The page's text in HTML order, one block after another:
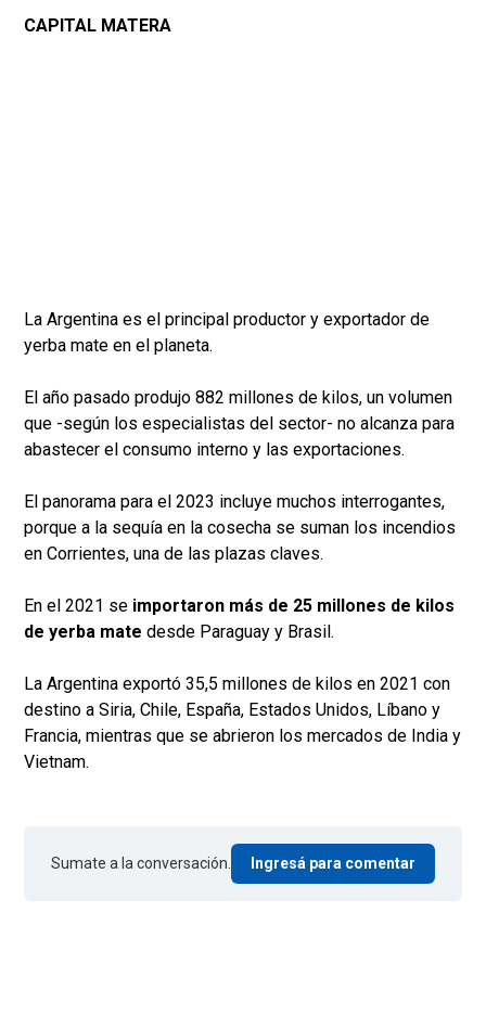
CAPITAL MATERA
La Argentina es el principal productor y exportador de
yerba mate en el planeta.
El año pasado produjo 882 millones de kilos, un volumen
que -según los especialistas del sector- no alcanza para
abastecer el consumo interno y las exportaciones.
El panorama para el 2023 incluye muchos interrogantes,
porque a la sequía en la cosecha se suman los incendios
en Corrientes, una de las plazas claves.
En el 2021 se importaron más de 25 millones de kilos
de yerba mate desde Paraguay y Brasil.
La Argentina exportó 35,5 millones de kilos en 2021 con
destino a Siria, Chile, España, Estados Unidos, Líbano y
Francia, mientras que se abrieron los mercados de India y
Vietnam.
Sumate a la conversación. Ingresá para comentar